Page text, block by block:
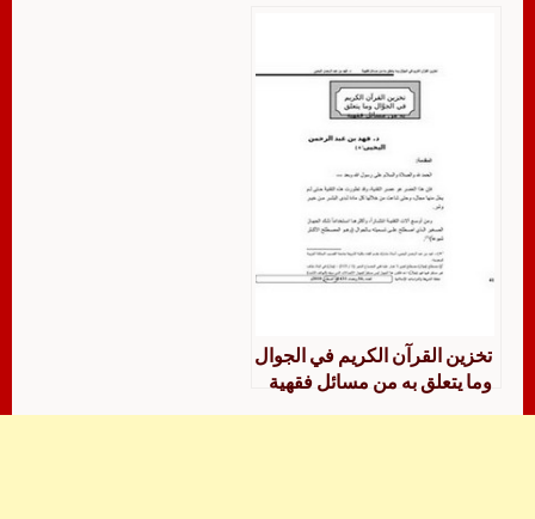
تخزين القرآن الكريم في الجوال
وما يتعلق به من مسائل فقهية